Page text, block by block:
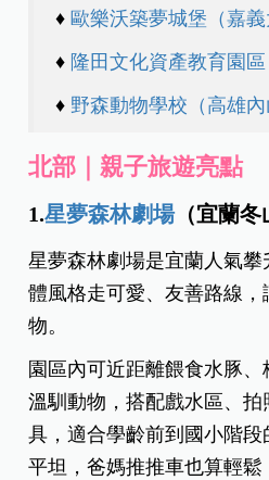
♦歐樂沃築夢城堡（嘉義
♦ 隆田文化資產教育園區
♦ 野森動物學校（高雄內
北部｜親子旅遊亮點
1.星夢森林劇場（宜蘭冬
星夢森林劇場是宜蘭人氣
體風格走可愛、友善路線
物。
園區內可近距離餵食水豚
溫馴動物，搭配戲水區、
具，適合學齡前到國小階
平坦，爸媽推推車也算輕